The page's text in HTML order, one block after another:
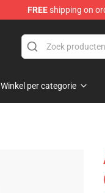
FREEshipping on
Winkel per categorie